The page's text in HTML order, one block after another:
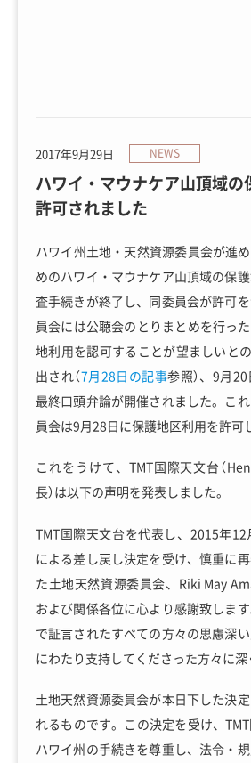
ハワイ・マウナケア山頂域の
許可されました
2017年9月29日 NEWS
ハワイ州土地・天然資源委員会が進
めのハワイ・マウナケア山頂域の保
査手続きが終了し、同委員会が許可
員会には公聴会のとりまとめを行っ
地利用を認可することが望ましいと
出され（7月28日の記事参照）、9月
最終口頭弁論が開催されました。こ
員会は9月28日に保護地区利用を許可
これをうけて、TMT国際天文台（
長）は以下の声明を発表しました。
TMT国際天文台を代表し、2015年
による差し戻し決定を受け、慎重に
た土地天然資源委員会、Riki May
および関係各位に心より感謝致しま
で証言されたすべての方々の思慮深
にわたり支持してくださった方々に深
土地天然資源委員会が本日下した決
れるものです。この決定を受け、
ハワイ州の手続きを尊重し、法令・